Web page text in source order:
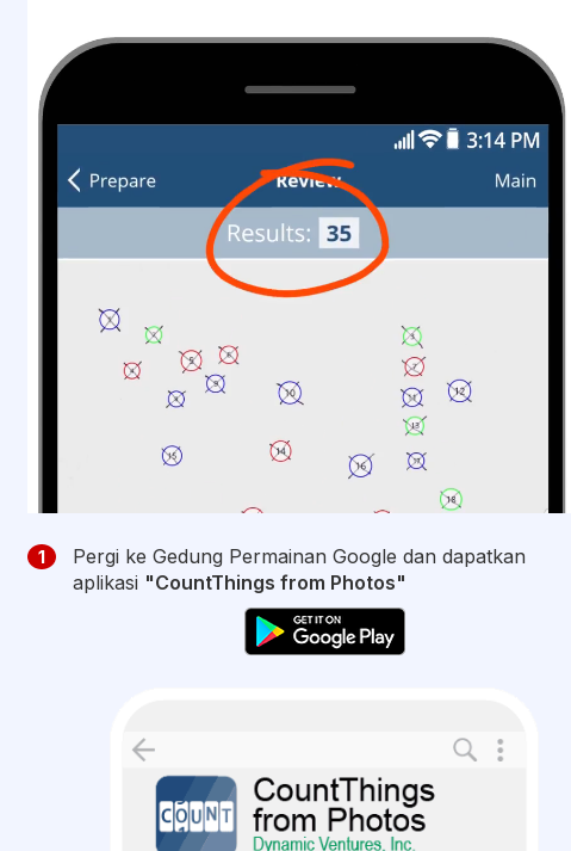
1
Pergi ke Gedung Permainan Google dan dapatkan
aplikasi "CountThings from Photos"